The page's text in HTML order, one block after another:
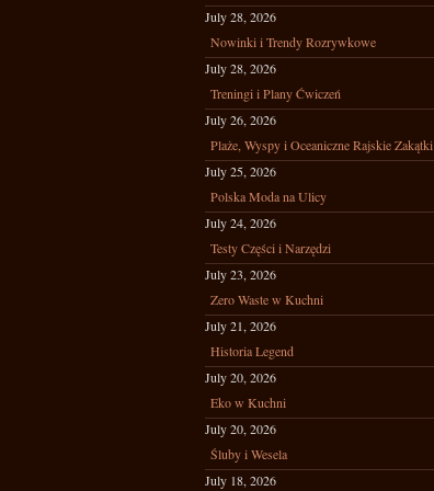
July 28, 2026
Nowinki i Trendy Rozrywkowe
July 28, 2026
Treningi i Plany Ćwiczeń
July 26, 2026
Plaże, Wyspy i Oceaniczne Rajskie Zakątki
July 25, 2026
Polska Moda na Ulicy
July 24, 2026
Testy Części i Narzędzi
July 23, 2026
Zero Waste w Kuchni
July 21, 2026
Historia Legend
July 20, 2026
Eko w Kuchni
July 20, 2026
Śluby i Wesela
July 18, 2026